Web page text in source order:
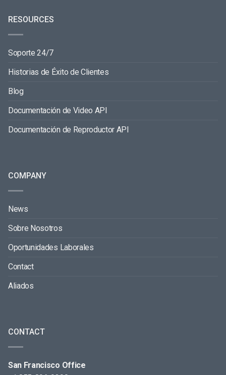
RESOURCES
Soporte 24/7
Historias de Éxito de Clientes
Blog
Documentación de Video API
Documentación de Reproductor API
COMPANY
News
Sobre Nosotros
Oportunidades Laborales
Contact
Aliados
CONTACT
San Francisco Office